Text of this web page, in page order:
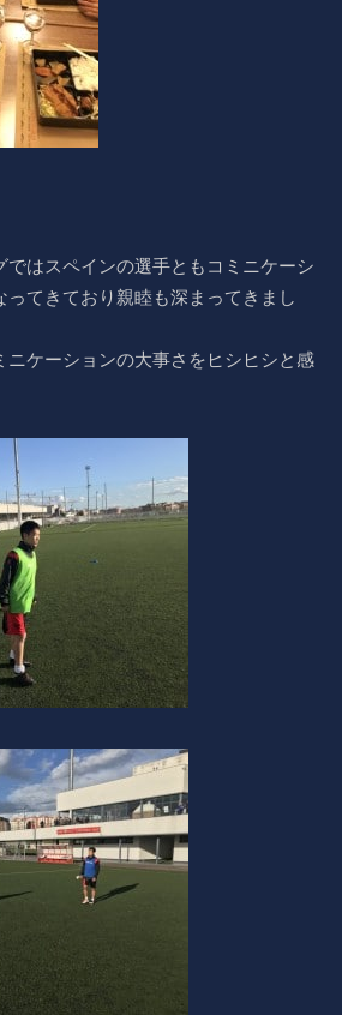
ではスペインの選手ともコミニケーシ
ってきており親睦も深まってきまし
ニケーションの大事さをヒシヒシと感